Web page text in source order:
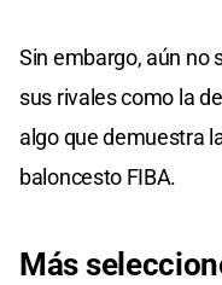
Sin embargo, aún no
sus rivales como la
algo que demuestra
baloncesto FIBA.
Más